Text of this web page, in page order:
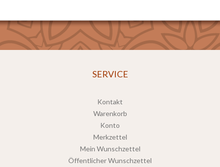
SERVICE
Kontakt
Warenkorb
Konto
Merkzettel
Mein Wunschzettel
Öffentlicher Wunschzettel